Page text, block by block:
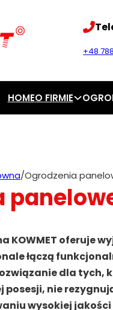
+48
HOMEO FIRMIE
/Ogrodzenia
KOWMET oferuje
łączą
dla tych,
posesji, nie
wysokiej